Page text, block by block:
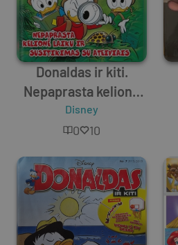
Donaldas ir kiti.
Nepaprasta kelionė
laiku ir susitikimas su
ateiviais
Disney
0 10